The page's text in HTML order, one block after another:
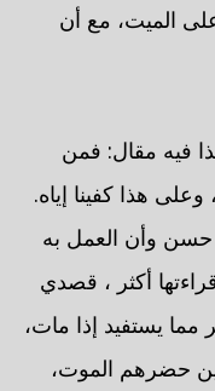
الميت، مع أن
فيه مقال: فمن
هذا كفينا إياه.
حسن وأن العمل به
أكثر ، قصدي
مما يستفيد إذا مات،
حضرهم الموت،